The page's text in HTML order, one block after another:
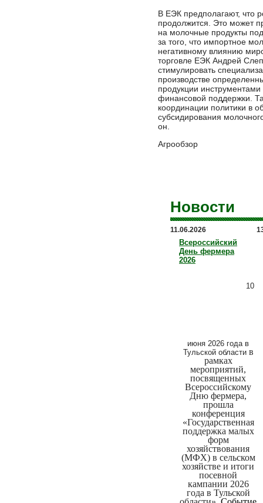
В ЕЭК предполагают, что
продолжится. Это может
на молочные продукты
за того, что импортное
негативному влиянию
торговле ЕЭК Андрей
стимулировать
производстве
продукции инструментами
финансовой поддержки.
координации политики в
субсидирования
он.
Агрообзор
Новости
11.06.2026
Всероссийский
День фермера
2026
10
июня 2026 года в
Тульской областив
рамках
мероприятий,
посвященных
Всероссийскому
Дню фермера,
прошла
конференция
«Государственная
поддержка малых
форм
хозяйствования
(МФХ) в сельском
хозяйстве и итоги
посевной
кампании 2026
года в Тульской